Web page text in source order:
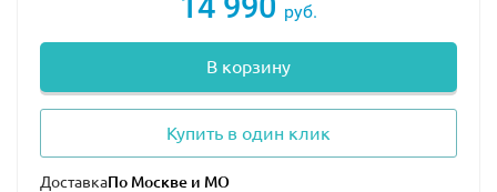
Также в наборе Лего 60152 Вы найдёте 2
минифигурки с множеством аксессуаров.
руб.
В корзину
Купить в один клик
Доставка